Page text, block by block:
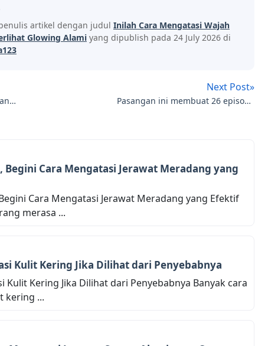
artikel dengan judul Inilah Cara Mengatasi Wajah
Glowing Alami yang dipublish pada 24 July 2026 di
Next Post»
Pasangan ini membuat 26 episode
Begini Cara Mengatasi Jerawat Meradang yang
Cara Mengatasi Jerawat Meradang yang Efektif
merasa ...
Kulit Kering Jika Dilihat dari Penyebabnya
Kulit Kering Jika Dilihat dari Penyebabnya Banyak cara
kering ...